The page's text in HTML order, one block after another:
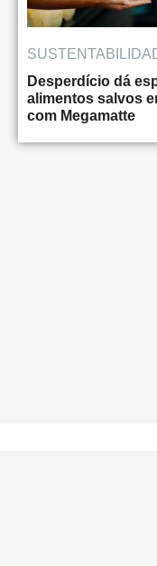
Desperdício dá
alimentos salvos
com Megamatte